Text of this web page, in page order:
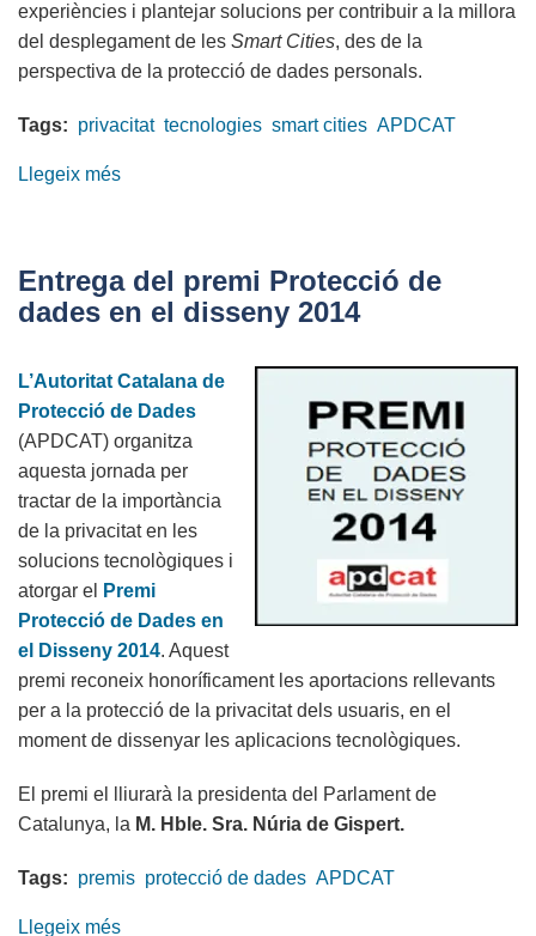
experiències i plantejar solucions per contribuir a la millora
del desplegament de les Smart Cities, des de la
perspectiva de la protecció de dades personals.
Tags: privacitat tecnologies smart cities APDCAT
Llegeix més
privacitat
dels
en
les
tecnologies
de
les
Smart
Cities
Entrega del premi Protecció de
dades en el disseny 2014
L’Autoritat Catalana de
Protecció de Dades
(APDCAT) organitza
aquesta jornada per
tractar de la importància
de la privacitat en les
solucions tecnològiques i
atorgar el
Premi
Protecció de Dades en
el Disseny 2014. Aquest
premi reconeix honoríficament les aportacions rellevants
per a la protecció de la privacitat dels usuaris, en el
moment de dissenyar les aplicacions tecnològiques.
El premi el lliurarà la presidenta del Parlament de
Catalunya, la M. Hble. Sra. Núria de Gispert.
Tags: premis protecció de dades APDCAT
Llegeix més